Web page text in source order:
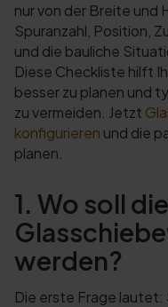
nur von der Breite und
Spuranzahl, Position,
und die bauliche
Diese Checkliste hilft
besser zu planen und
zu vermeiden. Jetzt
konfigurieren und die
planen.
1. Wo soll die
werden?
Die erste Frage lautet: